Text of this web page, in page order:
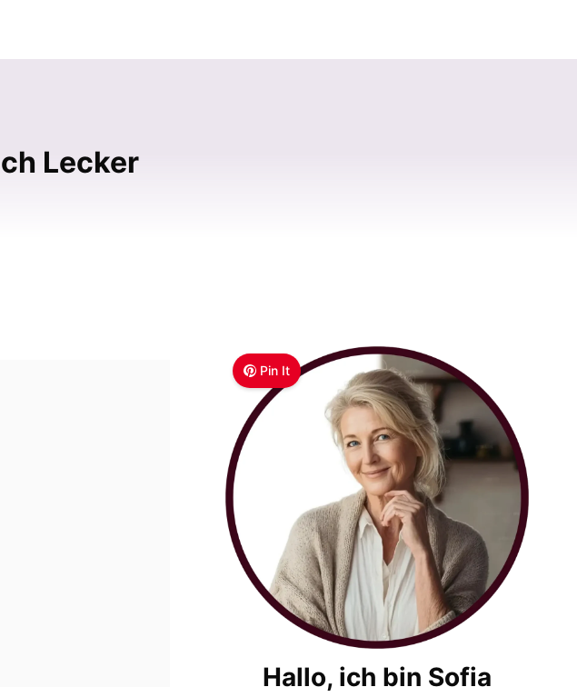
Lecker
Pin It
Hallo, ich bin Sofia